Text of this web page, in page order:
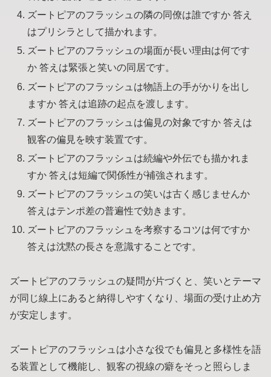
ズートピアのフラッシュの隣の同僚は誰ですか 答え
はプリシラとして描かれます。
ズートピアのフラッシュの場面が長い理由は何です
か 答えは緊張と笑いの同居です。
ズートピアのフラッシュは物語上の手がかりを出し
ますか 答えは追跡の起点を渡します。
ズートピアのフラッシュは偏見の対象ですか 答えは
観客の偏見を映す装置です。
ズートピアのフラッシュは続編や外伝でも描かれま
すか 答えは短編で関係性が補強されます。
ズートピアのフラッシュの笑いは古く感じませんか
答えはテンポ差の普遍性で効きます。
ズートピアのフラッシュを考察するコツは何ですか
答えは沈黙の長さを意識することです。
ズートピアのフラッシュの疑問が片づくと、笑いとテーマ
が同じ線上にあると納得しやすくなり、場面の受け止め方
が安定します。
ズートピアのフラッシュは小さな役でも偏見と多様性を語
る装置として機能し、観客の視線の癖をそっと照らしま